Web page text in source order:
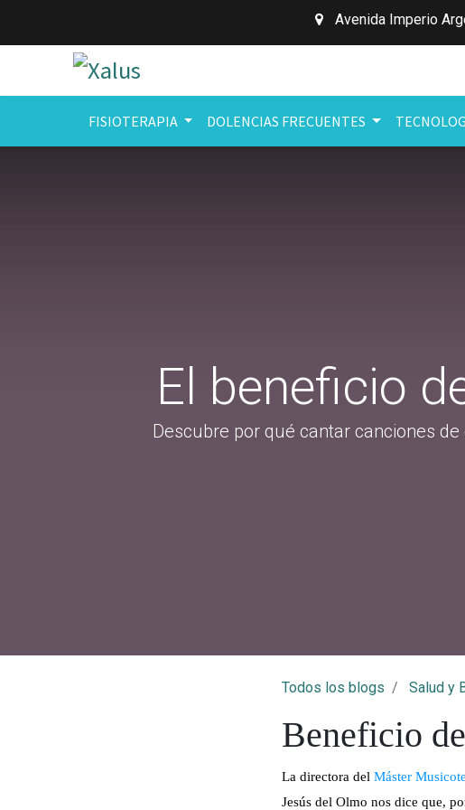
Avenida Imperio
FISIOTERAPIA DOLENCIAS FRECUENTES
El beneficio
Descubre por qué cantar canciones
Todos los blogs Salud y
Beneficio
La directora del Máster
Jesús del Olmo nos dice que,